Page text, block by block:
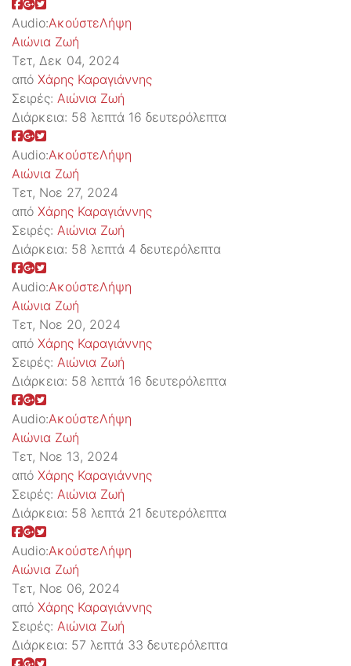
Audio:ΑκούστεΛήψη
Αιώνια Ζωή
Τετ, Δεκ 04, 2024
από Χάρης Καραγιάννης
Σειρές: Αιώνια Ζωή
Διάρκεια: 58 λεπτά 16 δευτερόλεπτα
Audio:ΑκούστεΛήψη
Αιώνια Ζωή
Τετ, Νοε 27, 2024
από Χάρης Καραγιάννης
Σειρές: Αιώνια Ζωή
Διάρκεια: 58 λεπτά 4 δευτερόλεπτα
Audio:ΑκούστεΛήψη
Αιώνια Ζωή
Τετ, Νοε 20, 2024
από Χάρης Καραγιάννης
Σειρές: Αιώνια Ζωή
Διάρκεια: 58 λεπτά 16 δευτερόλεπτα
Audio:ΑκούστεΛήψη
Αιώνια Ζωή
Τετ, Νοε 13, 2024
από Χάρης Καραγιάννης
Σειρές: Αιώνια Ζωή
Διάρκεια: 58 λεπτά 21 δευτερόλεπτα
Audio:ΑκούστεΛήψη
Αιώνια Ζωή
Τετ, Νοε 06, 2024
από Χάρης Καραγιάννης
Σειρές: Αιώνια Ζωή
Διάρκεια: 57 λεπτά 33 δευτερόλεπτα